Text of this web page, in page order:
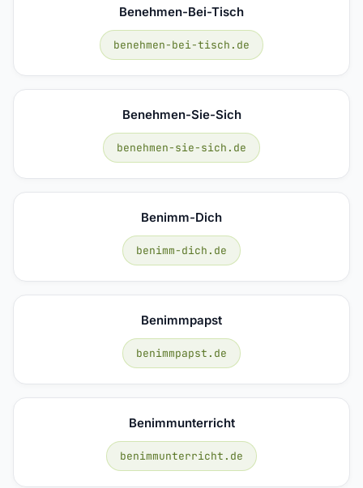
Benehmen-Bei-Tisch
benehmen-bei-tisch.de
Benehmen-Sie-Sich
benehmen-sie-sich.de
Benimm-Dich
benimm-dich.de
Benimmpapst
benimmpapst.de
Benimmunterricht
benimmunterricht.de